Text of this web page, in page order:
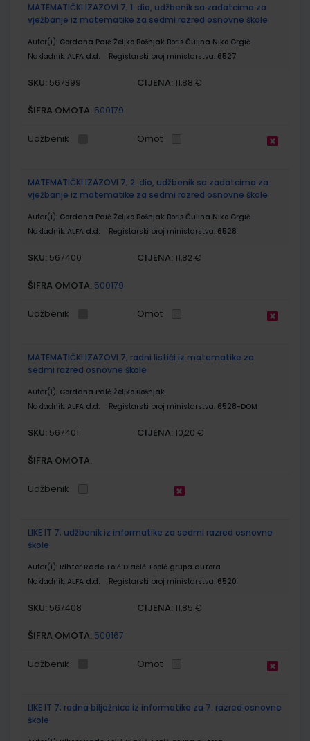
MATEMATIČKI IZAZOVI 7; 1. dio, udžbenik sa zadatcima za
vježbanje iz matematike za sedmi razred osnovne škole
Autor(i): Gordana Paić Željko Bošnjak Boris Čulina Niko Grgić
Nakladnik: ALFA d.d. Registarski broj ministarstva: 6527
SKU: 567399 CIJENA: 11,88 €
ŠIFRA OMOTA: 500179
Udžbenik Omot
MATEMATIČKI IZAZOVI 7; 2. dio, udžbenik sa zadatcima za
vježbanje iz matematike za sedmi razred osnovne škole
Autor(i): Gordana Paić Željko Bošnjak Boris Čulina Niko Grgić
Nakladnik: ALFA d.d. Registarski broj ministarstva: 6528
SKU: 567400 CIJENA: 11,82 €
ŠIFRA OMOTA: 500179
Udžbenik Omot
MATEMATIČKI IZAZOVI 7; radni listići iz matematike za
sedmi razred osnovne škole
Autor(i): Gordana Paić Željko Bošnjak
Nakladnik: ALFA d.d. Registarski broj ministarstva: 6528-DOM
SKU: 567401 CIJENA: 10,20 €
ŠIFRA OMOTA:
Udžbenik
LIKE IT 7; udžbenik iz informatike za sedmi razred osnovne
škole
Autor(i): Rihter Rade Toić Dlačić Topić grupa autora
Nakladnik: ALFA d.d. Registarski broj ministarstva: 6520
SKU: 567408 CIJENA: 11,85 €
ŠIFRA OMOTA: 500167
Udžbenik Omot
LIKE IT 7; radna bilježnica iz informatike za 7. razred osnovne
škole